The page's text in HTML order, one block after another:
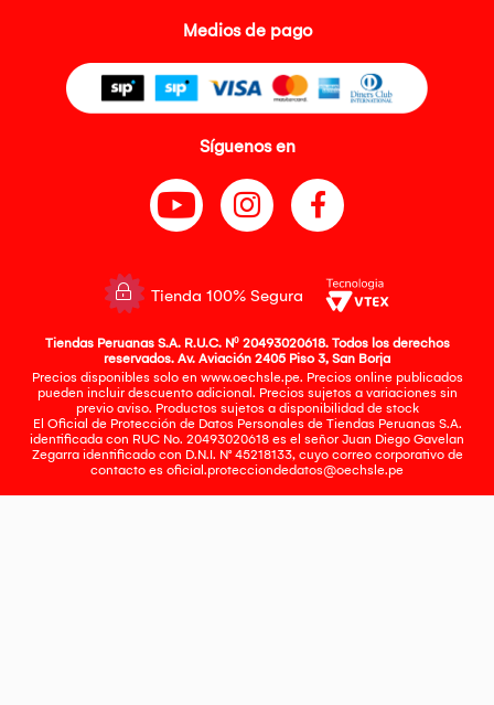
Medios de pago
Síguenos en
Tienda 100% Segura
Tiendas Peruanas S.A. R.U.C. Nº 20493020618. Todos los derechos
reservados. Av. Aviación 2405 Piso 3, San Borja
Precios disponibles solo en www.oechsle.pe. Precios online publicados
pueden incluir descuento adicional. Precios sujetos a variaciones sin
previo aviso. Productos sujetos a disponibilidad de stock
El Oficial de Protección de Datos Personales de Tiendas Peruanas S.A.
identificada con RUC No. 20493020618 es el señor Juan Diego Gavelan
Zegarra identificado con D.N.I. N° 45218133, cuyo correo corporativo de
contacto es oficial.protecciondedatos@oechsle.pe